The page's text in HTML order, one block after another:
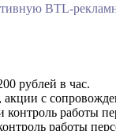
BTL-
рублей в час.
акции с
контроль работы
работы